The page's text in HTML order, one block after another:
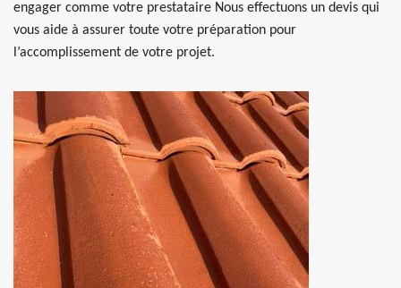
engager comme votre prestataire Nous effectuons un devis qui
vous aide à assurer toute votre préparation pour
l’accomplissement de votre projet.